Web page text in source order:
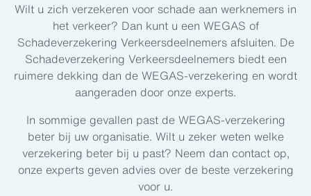
Wilt u zich verzekeren voor schade aan werknemers in
het verkeer? Dan kunt u een WEGAS of
Schadeverzekering Verkeersdeelnemers afsluiten. De
Schadeverzekering Verkeersdeelnemers biedt een
ruimere dekking dan de WEGAS-verzekering en wordt
aangeraden door onze experts.
In sommige gevallen past de WEGAS-verzekering
beter bij uw organisatie. Wilt u zeker weten welke
verzekering beter bij u past? Neem dan contact op,
onze experts geven advies over de beste verzekering
voor u.